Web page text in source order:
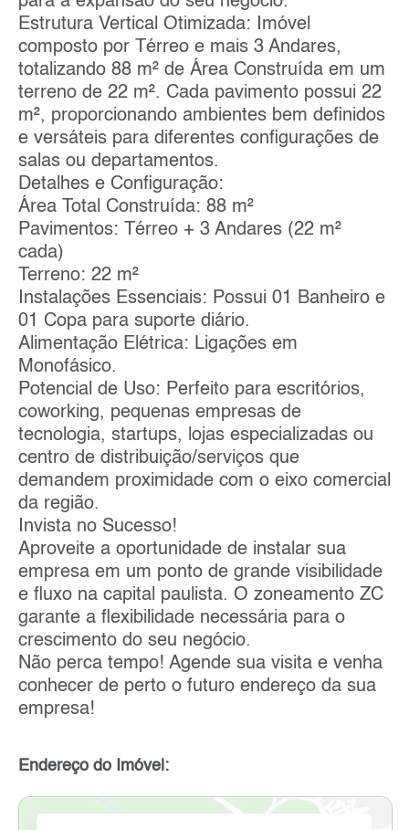
Estrutura Vertical Otimizada: Imóvel
composto por Térreo e mais 3 Andares,
totalizando 88 m² de Área Construída em um
terreno de 22 m². Cada pavimento possui 22
m², proporcionando ambientes bem definidos
e versáteis para diferentes configurações de
salas ou departamentos.
Detalhes e Configuração:
Área Total Construída: 88 m²
Pavimentos: Térreo + 3 Andares (22 m²
cada)
Terreno: 22 m²
Instalações Essenciais: Possui 01 Banheiro e
01 Copa para suporte diário.
Alimentação Elétrica: Ligações em
Monofásico.
Potencial de Uso: Perfeito para escritórios,
coworking, pequenas empresas de
tecnologia, startups, lojas especializadas ou
centro de distribuição/serviços que
demandem proximidade com o eixo comercial
da região.
Invista no Sucesso!
Aproveite a oportunidade de instalar sua
empresa em um ponto de grande visibilidade
e fluxo na capital paulista. O zoneamento ZC
garante a flexibilidade necessária para o
crescimento do seu negócio.
Não perca tempo! Agende sua visita e venha
conhecer de perto o futuro endereço da sua
empresa!
Endereço do Imóvel: